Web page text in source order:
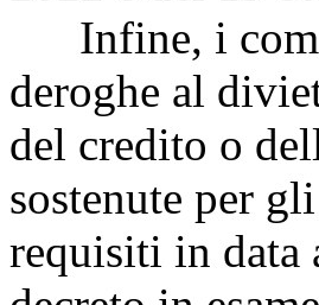
Infine, i
deroghe al
del credito o
sostenute per
requisiti in data